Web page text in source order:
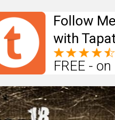
Follow
with
FREE -